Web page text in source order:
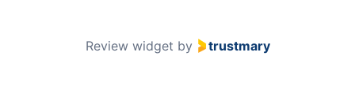
Review widget by trustmary